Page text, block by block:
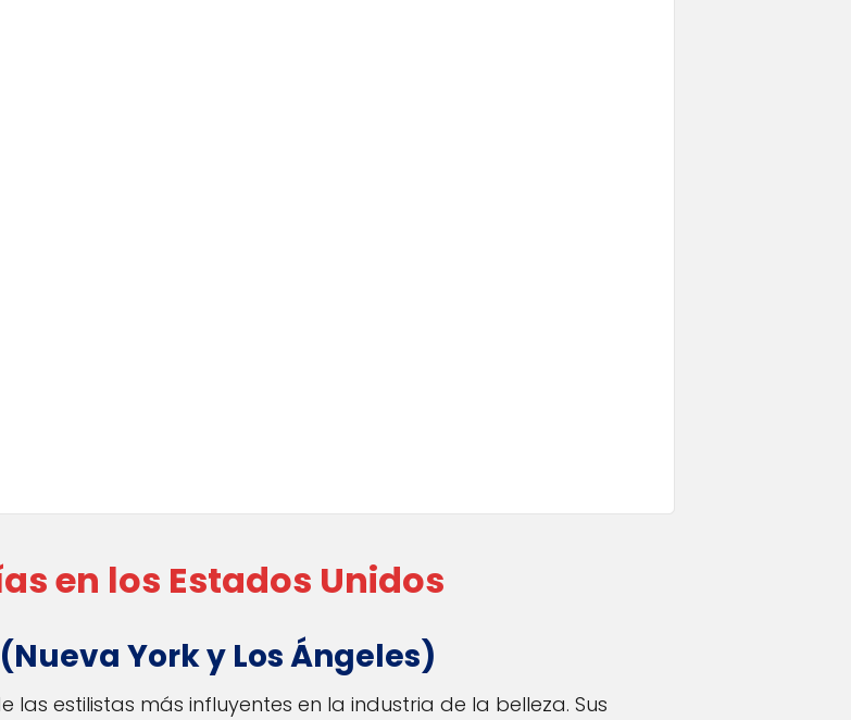
en los Estados Unidos
York y Los Ángeles)
estilistas más influyentes en la industria de la belleza. Sus